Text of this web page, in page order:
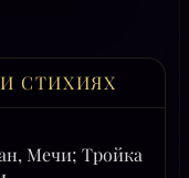
СТИХИЯХ
Мечи; Тройка